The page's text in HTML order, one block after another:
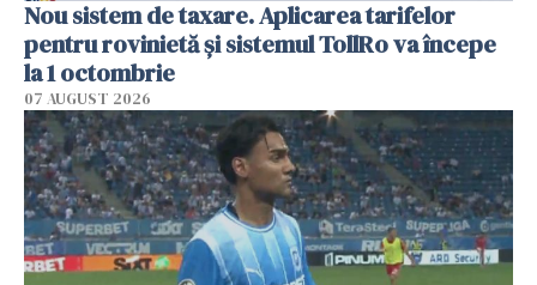
Nou sistem de taxare. Aplicarea tarifelor
pentru rovinietă şi sistemul TollRo va începe
la 1 octombrie
07 AUGUST 2026